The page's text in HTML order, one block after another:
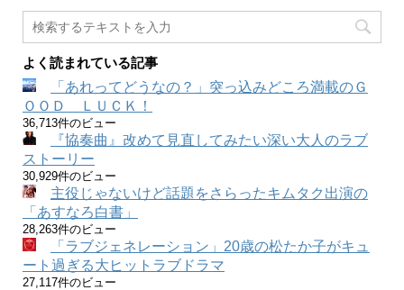
よく読まれている記事
「あれってどうなの？」突っ込みどころ満載のＧ
ＯＯＤ ＬＵＣＫ！
36,713件のビュー
『協奏曲』改めて見直してみたい深い大人のラブ
ストーリー
30,929件のビュー
主役じゃないけど話題をさらったキムタク出演の
「あすなろ白書」
28,263件のビュー
「ラブジェネレーション」20歳の松たか子がキュ
ート過ぎる大ヒットラブドラマ
27,117件のビュー